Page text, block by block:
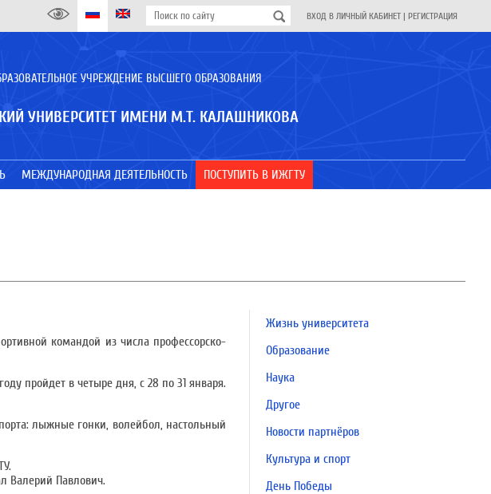
ВХОД В ЛИЧНЫЙ КАБИНЕТ | РЕГИСТРАЦИЯ
УЧРЕЖДЕНИЕ ВЫСШЕГО ОБРАЗОВАНИЯ
УНИВЕРСИТЕТ ИМЕНИ М.Т. КАЛАШНИКОВА
МЕЖДУНАРОДНАЯ ДЕЯТЕЛЬНОСТЬ ПОСТУПИТЬ В ИЖГТУ
командой из числа профессорско-
пройдет в четыре дня, с 28 по 31 января.
лыжные гонки, волейбол, настольный
Валерий Павлович.
Жизнь университета
Образование
Наука
Другое
Новости партнёров
Культура и спорт
День Победы